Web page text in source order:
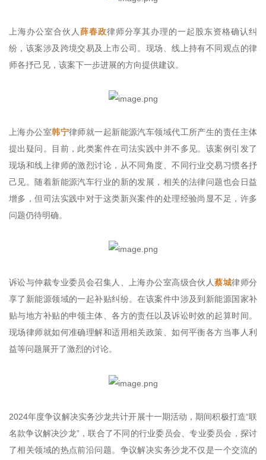
上海办公室合伙人 薛春政律师分享其办理的一起股东资格确认纠
纷，该案涉及跨境交易及上市公司。现场、线上持有不同观点的律
师各抒己见，该案下一步进展的方向提供建议。
上海办公室韩宁律师就一起新能源汽车领域代工所产生的责任主体
提出疑问。目前，此类案件在司法实践中并不多见。该案例引发了
现场和线上律师的激烈讨论，从不同角度、不同行业交易习惯各抒
己见。随着新能源汽车行业的新的发展，相关的法律问题也会日益
增多，但司法实践中对于这类新兴案件的处理经验尚显不足，许多
问题仍待明确。
诉讼与仲裁专业委员会召集人、上海办公室高级合伙人蔡城律师分
享了新能源领域的一起补贴纠纷。在该案件中涉及到新能源国家补
贴与地方补贴的申领主体、各方的责任以及诉讼时效的起算时间。
现场律师就如何准确理解和适用相关政策、如何平衡各方当事人利
益等问题展开了激烈的讨论。
2024年度争议解决实务沙龙共计开展十一期活动，期间积极打造“联
名款争议解决沙龙”，联合了不同的行业委员会、专业委员会，探讨
了相关领域的热点前沿问题。争议解决实务沙龙不仅是一个交流的